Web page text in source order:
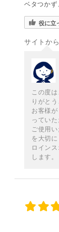
ベタつかず
役に立
サイトか
この度
りがと
お客様
ってい
ご使用
を大切
ロイン
します。